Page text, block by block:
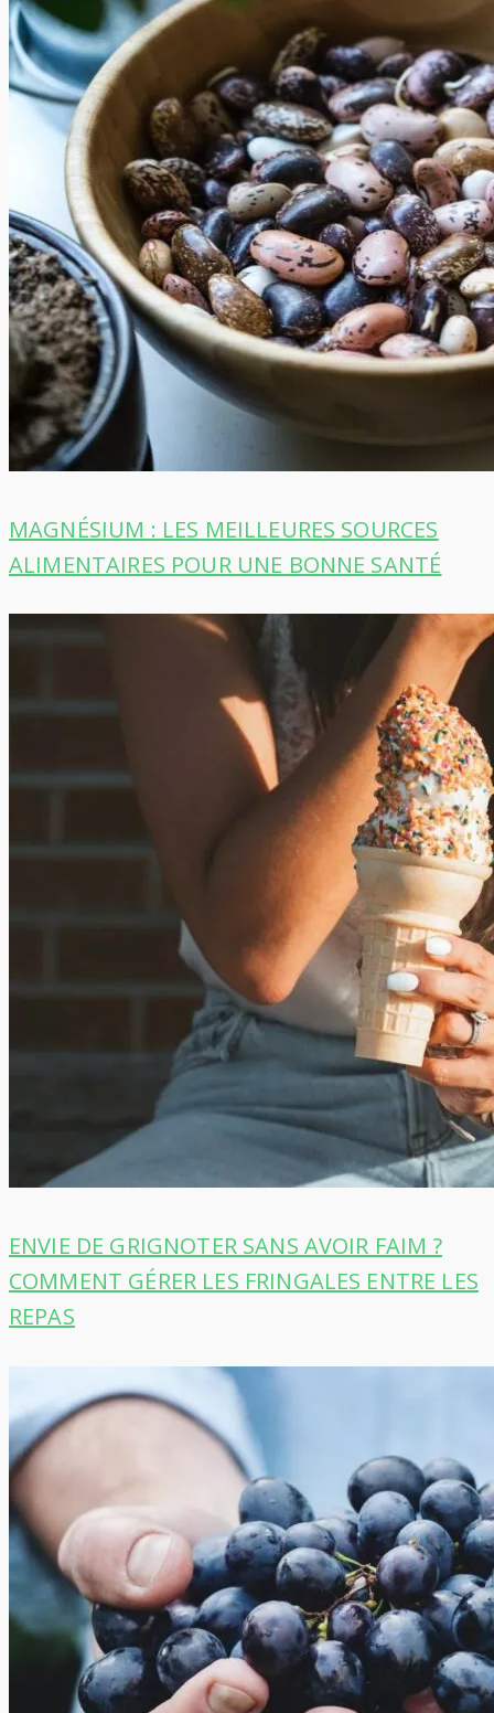
MAGNÉSIUM : LES MEILLEURES SOURCES
ALIMENTAIRES POUR UNE BONNE SANTÉ
ENVIE DE GRIGNOTER SANS AVOIR FAIM ?
COMMENT GÉRER LES FRINGALES ENTRE LES
REPAS